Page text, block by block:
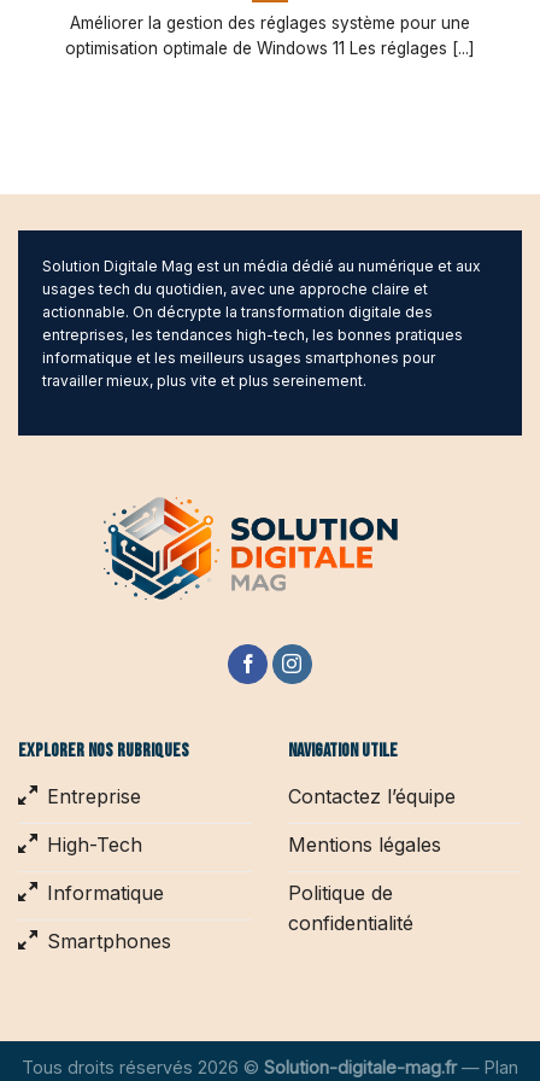
Améliorer la gestion des réglages système pour une
optimisation optimale de Windows 11 Les réglages [...]
Solution Digitale Mag est un média dédié au numérique et aux
usages tech du quotidien, avec une approche claire et
actionnable. On décrypte la transformation digitale des
entreprises, les tendances high-tech, les bonnes pratiques
informatique et les meilleurs usages smartphones pour
travailler mieux, plus vite et plus sereinement.
Explorer nos rubriques
Entreprise
High-Tech
Informatique
Smartphones
Navigation utile
Contactez l’équipe
Mentions légales
Politique de
confidentialité
Tous droits réservés 2026 © Solution-digitale-mag.fr— Plan